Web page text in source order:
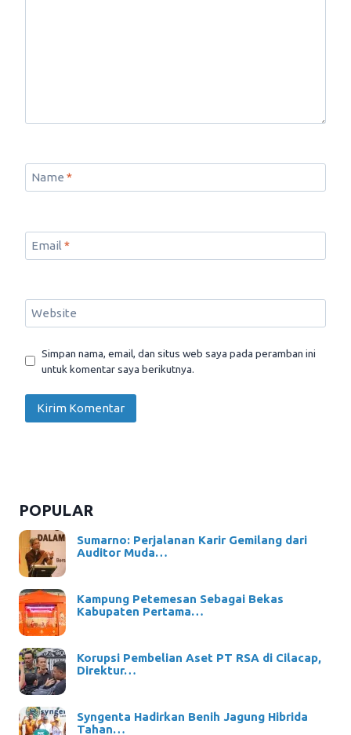
Name *
Email *
Website
Simpan nama, email, dan situs web saya pada peramban ini
untuk komentar saya berikutnya.
POPULAR
Sumarno: Perjalanan Karir Gemilang dari
Auditor Muda…
Kampung Petemesan Sebagai Bekas
Kabupaten Pertama…
Korupsi Pembelian Aset PT RSA di Cilacap,
Direktur…
Syngenta Hadirkan Benih Jagung Hibrida
Tahan…